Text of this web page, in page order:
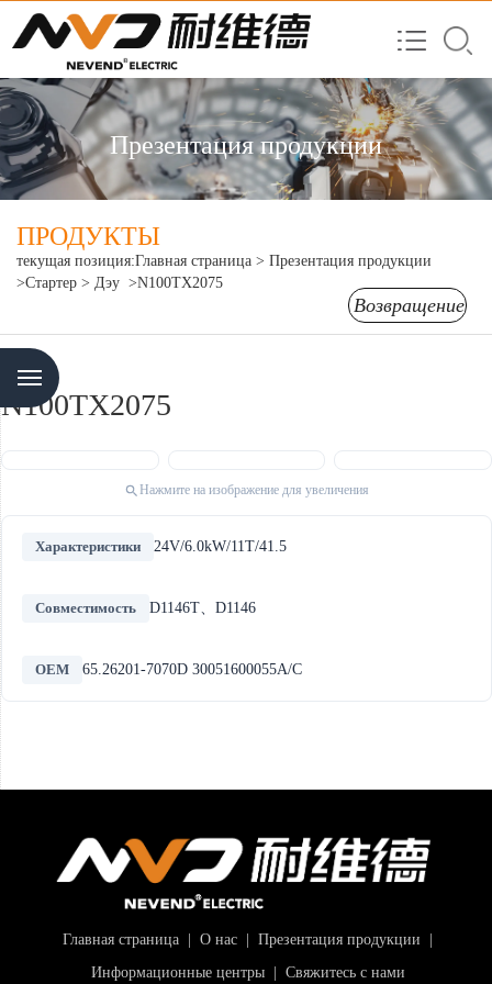
Презентация продукции
ПРОДУКТЫ
текущая позиция:Главная страница > Презентация продукции
>Стартер > Дэу >N100TX2075
Возвращение
N100TX2075
Нажмите на изображение для увеличения
Характеристики 24V/6.0kW/11T/41.5
Совместимость D1146T、D1146
OEM 65.26201-7070D 30051600055A/C
Главная страница О нас Презентация продукции
Информационные центры| Свяжитесь с нами